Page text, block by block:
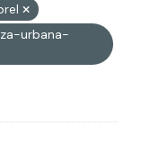
urbana-